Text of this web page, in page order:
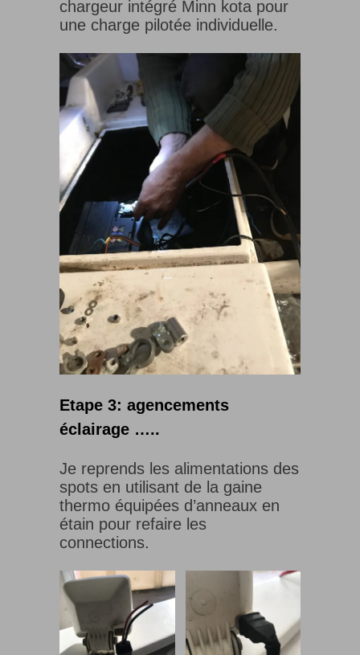
chargeur intégré Minn kota pour
une charge pilotée individuelle.
Etape 3: agencements
éclairage …..
Je reprends les alimentations des
spots en utilisant de la gaine
thermo équipées d’anneaux en
étain pour refaire les
connections.